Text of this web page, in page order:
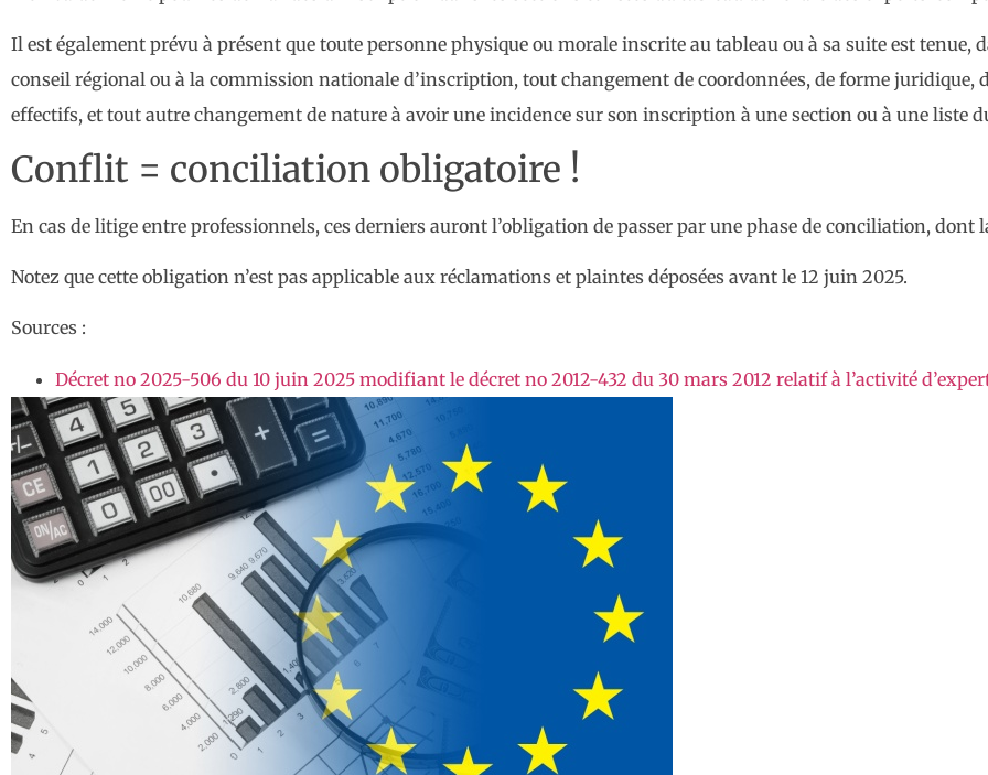
Il est également prévu à présent que toute personne physique ou morale inscrite au tableau ou à sa suite est tenue,
conseil régional ou à la commission nationale d’inscription, tout changement de coordonnées, de forme juridique,
effectifs, et tout autre changement de nature à avoir une incidence sur son inscription à une section ou à une liste
Conflit = conciliation obligatoire !
En cas de litige entre professionnels, ces derniers auront l’obligation de passer par une phase de conciliation, dont
Notez que cette obligation n’est pas applicable aux réclamations et plaintes déposées avant le 12 juin 2025.
Sources :
Décret no 2025-506 du 10 juin 2025 modifiant le décret no 2012-432 du 30 mars 2012 relatif à l’activité